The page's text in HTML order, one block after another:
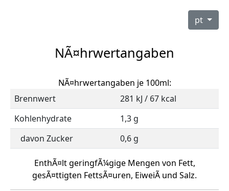
pt
NÃ¤hrwertangaben
NÃ¤hrwertangaben je 100ml:
Brennwert
281 kJ / 67 kcal
Kohlenhydrate
1,3 g
davon Zucker
0,6 g
EnthÃ¤lt geringfÃ¼gige Mengen von Fett,
gesÃ¤ttigten FettsÃ¤uren, EiweiÃ und Salz.